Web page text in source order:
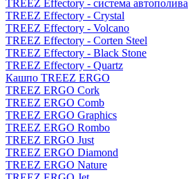
TREEZ Effectory - система автополива
TREEZ Effectory - Crystal
TREEZ Effectory - Volcano
TREEZ Effectory - Corten Steel
TREEZ Effectory - Black Stone
TREEZ Effectory - Quartz
Кашпо TREEZ ERGO
TREEZ ERGO Cork
TREEZ ERGO Comb
TREEZ ERGO Graphics
TREEZ ERGO Rombo
TREEZ ERGO Just
TREEZ ERGO Diamond
TREEZ ERGO Nature